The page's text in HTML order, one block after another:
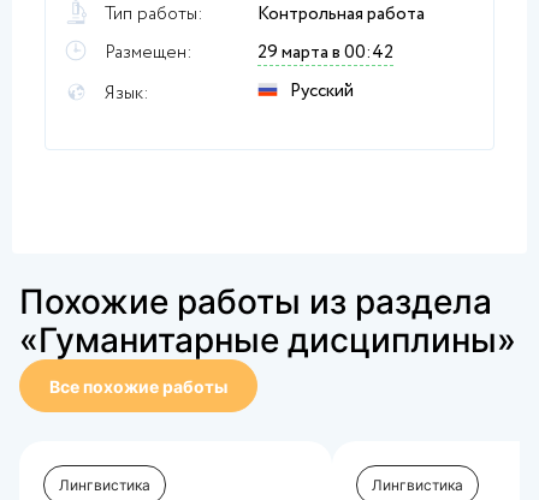
Тип работы:
Контрольная работа
Размещен:
29 марта в 00:42
Язык:
Русский
Похожие работы из раздела
«Гуманитарные дисциплины»
Все похожие работы
Лингвистика Лингвистика